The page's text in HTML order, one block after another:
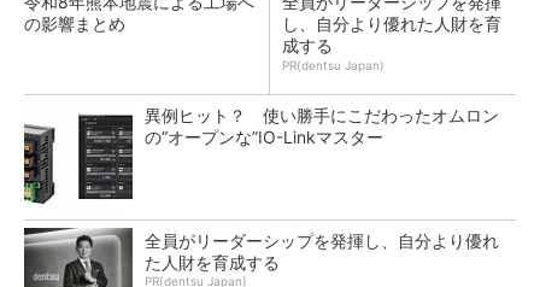
の影響まとめ
し、自分より優れた人財を育
成する
PR(dentsu Japan)
異例ヒット？ 使い勝手にこだわったオムロン
の“オープンな”IO-Linkマスター
全員がリーダーシップを発揮し、自分より優れ
た人財を育成する
PR(dentsu Japan)